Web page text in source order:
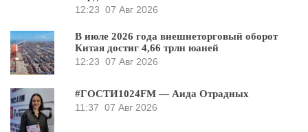
12:23 07 Авг 2026
В июле 2026 года внешнеторговый оборот
Китая достиг 4,66 трлн юаней
12:23 07 Авг 2026
#ГОСТИ1024FM — Аида Отрадных
11:37 07 Авг 2026